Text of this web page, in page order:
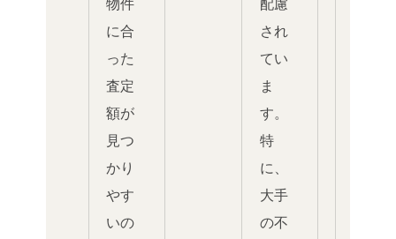
物件
に合
った
査定
額が
見つ
かり
やす
いの
配慮
され
てい
ま
す。
特
に、
大手
の不